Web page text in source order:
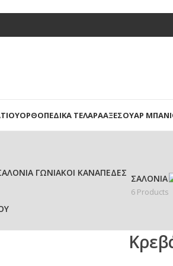
ΟΡΘΟΠΕΔΙΚΆ ΤΕΛΆΡΑΑΞΕΣΟΥΆΡ
ΣΑΛΌΝΙΑ
6 Products